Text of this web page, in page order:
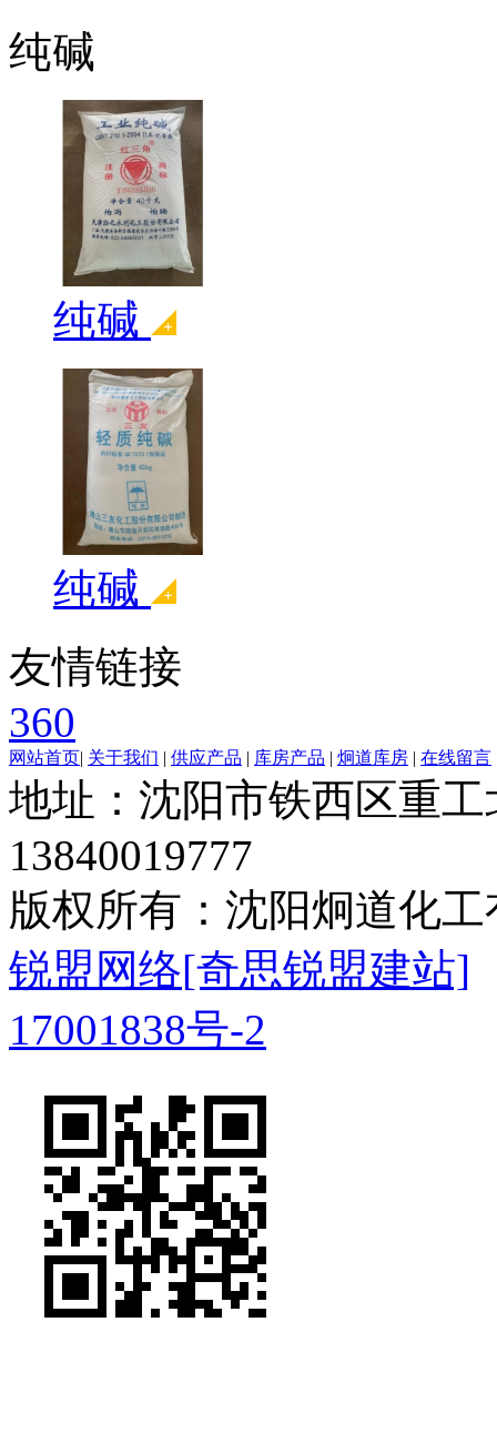
纯碱
纯碱
纯碱
友情链接
360
网站首页| 关于我们 | 供应产品 | 库房产品 | 炯道库房 | 在线留言
地址：沈阳市铁西区重
13840019777
版权所有：沈阳炯道
锐盟网络[奇思锐盟建站]
17001838号-2